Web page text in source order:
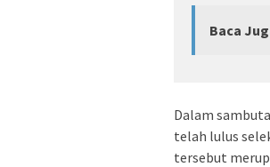
Baca
Dalam
telah lulus
tersebut